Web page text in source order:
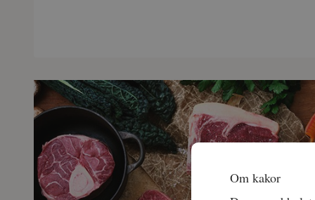
Om kakor